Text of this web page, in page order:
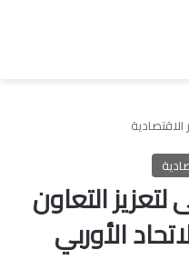
الاقتصادية
التعاون
الأوربي